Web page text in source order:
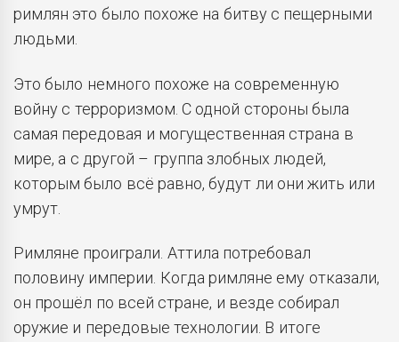
римлян это было похоже на битву с пещерными
людьми.
Это было немного похоже на современную
войну с терроризмом. С одной стороны была
самая передовая и могущественная страна в
мире, а с другой – группа злобных людей,
которым было всё равно, будут ли они жить или
умрут.
Римляне проиграли. Аттила потребовал
половину империи. Когда римляне ему отказали,
он прошёл по всей стране, и везде собирал
оружие и передовые технологии. В итоге